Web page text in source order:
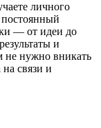
личного
— от идеи до
и
не нужно вникать
связи и